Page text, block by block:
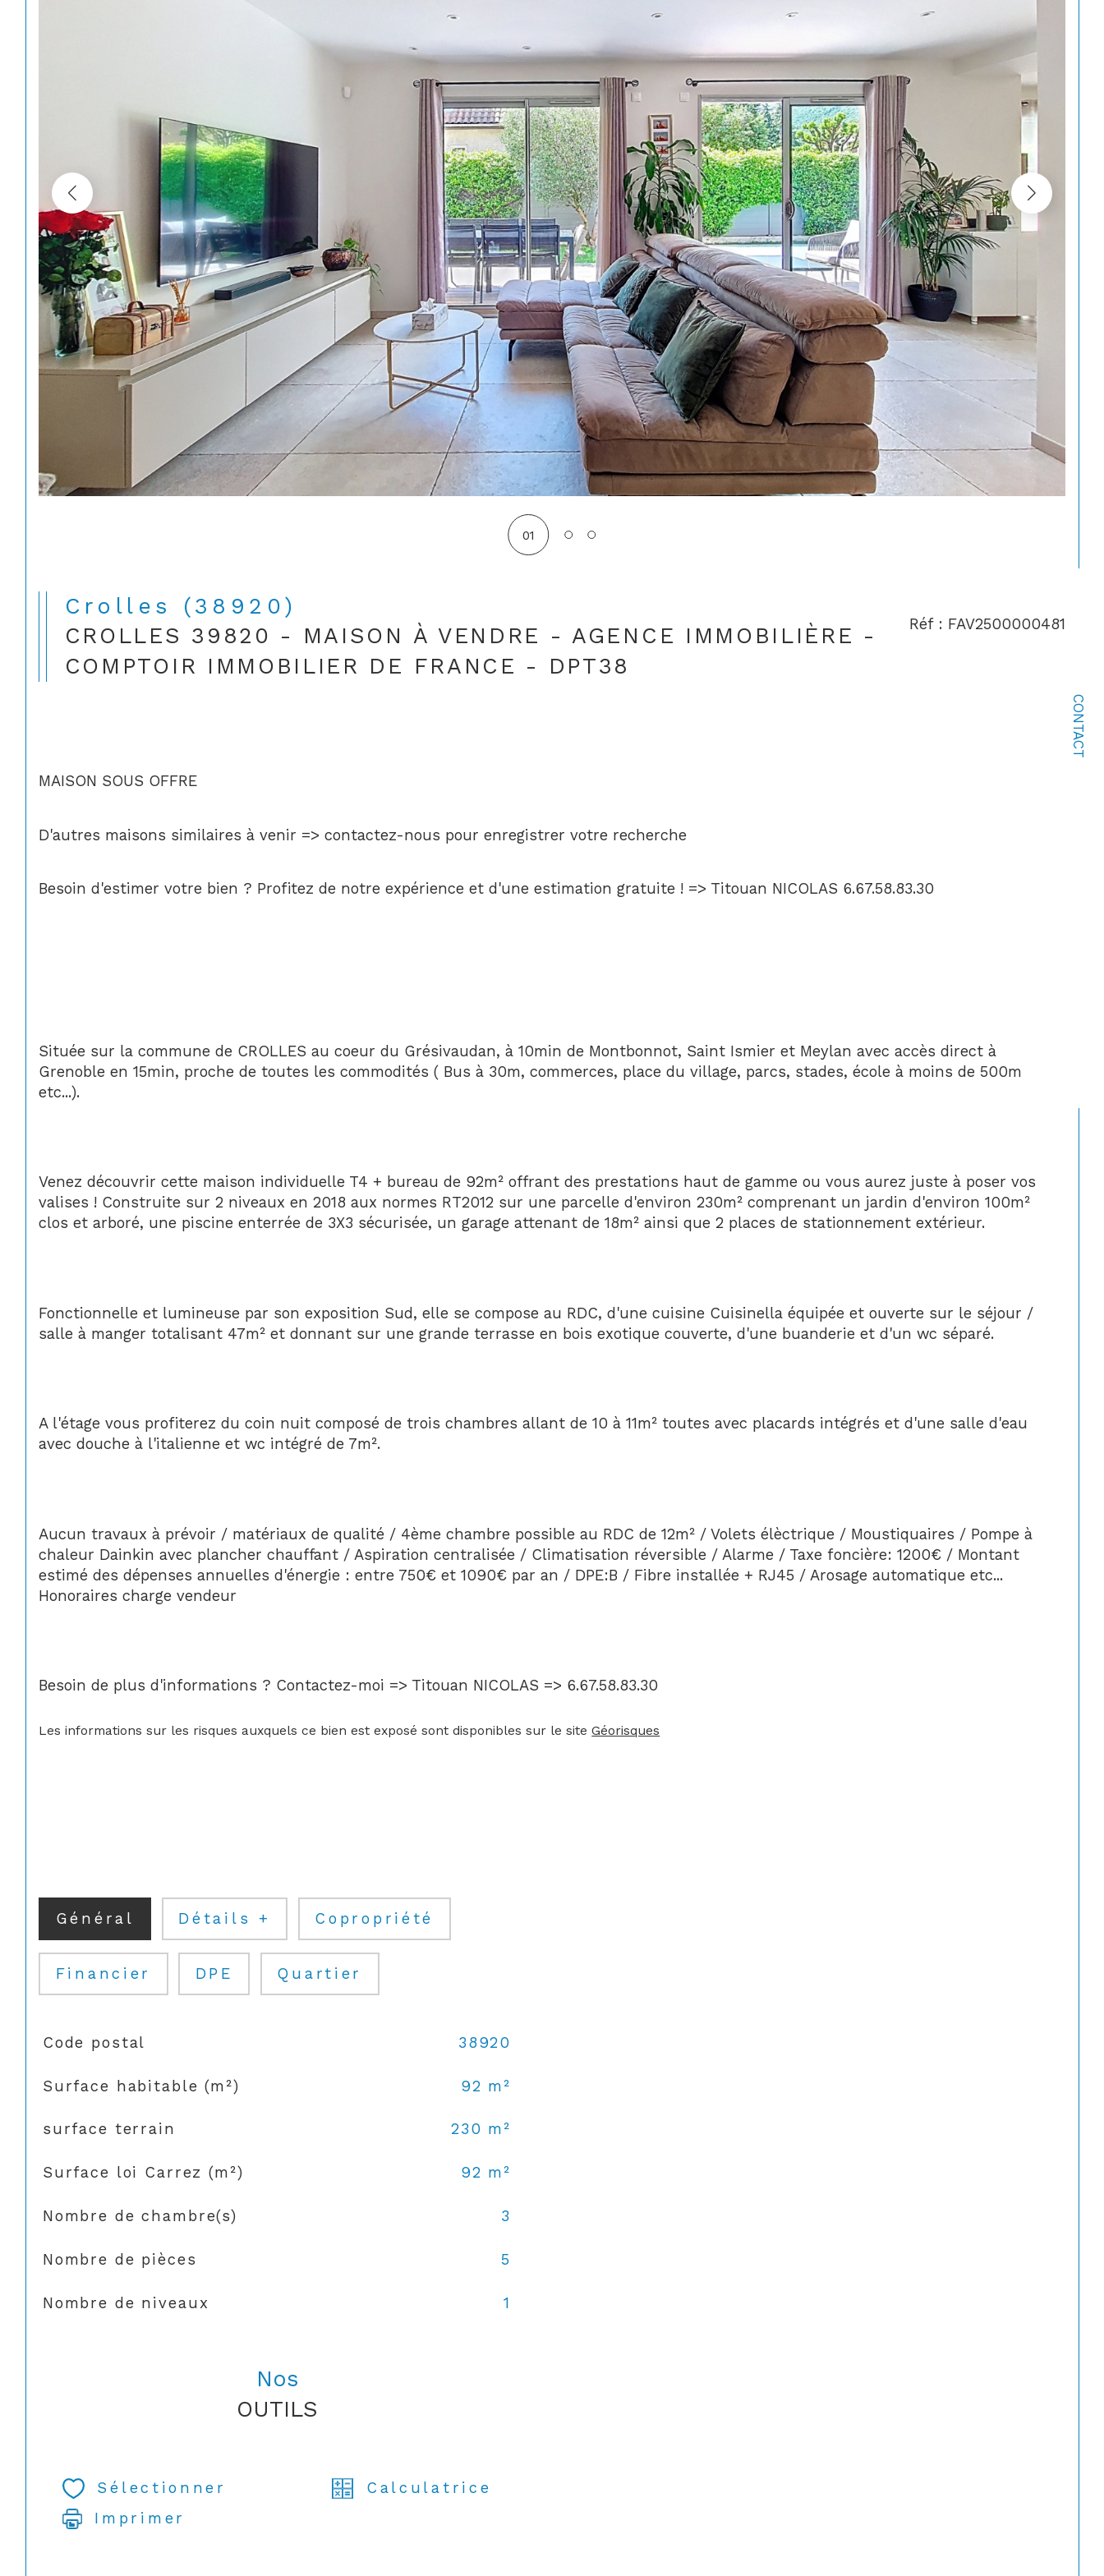
CONTACT
01
Crolles (38920)
CROLLES 39820 - MAISON À VENDRE - AGENCE IMMOBILIÈRE -
COMPTOIR IMMOBILIER DE FRANCE - DPT38
Réf : FAV2500000481
MAISON SOUS OFFRE
D'autres maisons similaires à venir => contactez-nous pour enregistrer votre recherche
Besoin d'estimer votre bien ? Profitez de notre expérience et d'une estimation gratuite ! => Titouan NICOLAS 6.67.58.83.30
Située sur la commune de CROLLES au coeur du Grésivaudan, à 10min de Montbonnot, Saint Ismier et Meylan avec accès direct à
Grenoble en 15min, proche de toutes les commodités ( Bus à 30m, commerces, place du village, parcs, stades, école à moins de 500m
etc...).
Venez découvrir cette maison individuelle T4 + bureau de 92m² offrant des prestations haut de gamme ou vous aurez juste à poser vos
valises ! Construite sur 2 niveaux en 2018 aux normes RT2012 sur une parcelle d'environ 230m² comprenant un jardin d'environ 100m²
clos et arboré, une piscine enterrée de 3X3 sécurisée, un garage attenant de 18m² ainsi que 2 places de stationnement extérieur.
Fonctionnelle et lumineuse par son exposition Sud, elle se compose au RDC, d'une cuisine Cuisinella équipée et ouverte sur le séjour /
salle à manger totalisant 47m² et donnant sur une grande terrasse en bois exotique couverte, d'une buanderie et d'un wc séparé.
A l'étage vous profiterez du coin nuit composé de trois chambres allant de 10 à 11m² toutes avec placards intégrés et d'une salle d'eau
avec douche à l'italienne et wc intégré de 7m².
Aucun travaux à prévoir / matériaux de qualité / 4ème chambre possible au RDC de 12m² / Volets élèctrique / Moustiquaires / Pompe à
chaleur Dainkin avec plancher chauffant / Aspiration centralisée / Climatisation réversible / Alarme / Taxe foncière: 1200€ / Montant
estimé des dépenses annuelles d'énergie : entre 750€ et 1090€ par an / DPE:B / Fibre installée + RJ45 / Arosage automatique etc...
Honoraires charge vendeur
Besoin de plus d'informations ? Contactez-moi => Titouan NICOLAS => 6.67.58.83.30
Les informations sur les risques auxquels ce bien est exposé sont disponibles sur le site Géorisques
Général Détails + Copropriété
Financier DPE Quartier
TRAD_SIROCCO_Caracteristique
Code postal 38920
Surface habitable (m²) 92 m²
surface terrain 230 m²
Surface loi Carrez (m²) 92 m²
Nombre de chambre(s) 3
Nombre de pièces 5
Nombre de niveaux 1
Nos
OUTILS
Sélectionner
Calculatrice
Imprimer